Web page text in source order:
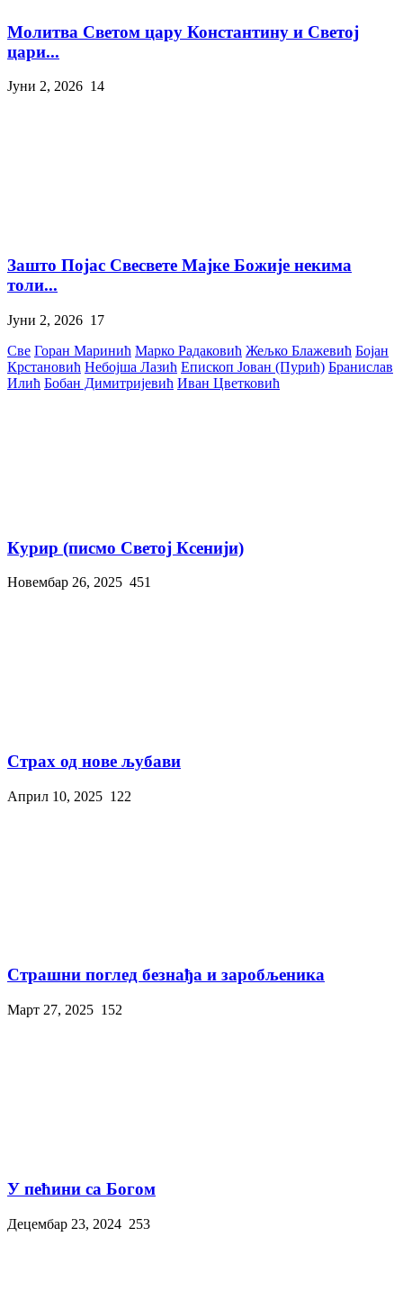
Молитва Светом цару Константину и Светој
цари...
Јуни 2, 2026 14
Зашто Појас Свесвете Мајке Божије некима
толи...
Јуни 2, 2026 17
Све Горан Маринић Марко Радаковић Жељко Блажевић Бојан
Крстановић Небојша Лазић Епископ Јован (Пурић) Бранислав
Илић Бобан Димитријевић Иван Цветковић
Курир (писмо Светој Ксенији)
Новембар 26, 2025 451
Страх од нове љубави
Април 10, 2025 122
Страшни поглед безнађа и заробљеника
Март 27, 2025 152
У пећини са Богом
Децембар 23, 2024 253